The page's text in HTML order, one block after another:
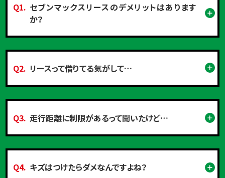
Q1. セブンマックスリースのデメリットはあります
か？
Q2. リースって借りてる気がして…
Q3. 走行距離に制限があるって聞いたけど…
Q4. キズはつけたらダメなんですよね？